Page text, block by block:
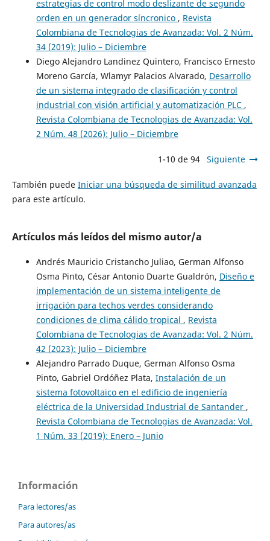
estrategias de control modo deslizante de segundo
orden en un generador síncronico , Revista
Colombiana de Tecnologias de Avanzada: Vol. 2 Núm.
34 (2019): Julio – Diciembre
Diego Alejandro Landinez Quintero, Francisco Ernesto
Moreno García, Wlamyr Palacios Alvarado, Desarrollo
de un sistema integrado de clasificación y control
industrial con visión artificial y automatización PLC ,
Revista Colombiana de Tecnologias de Avanzada: Vol.
2 Núm. 48 (2026): Julio – Diciembre
1-10 de 94 Siguiente
También puede Iniciar una búsqueda de similitud avanzada
para este artículo.
Artículos más leídos del mismo autor/a
Andrés Mauricio Cristancho Juliao, German Alfonso
Osma Pinto, César Antonio Duarte Gualdrón, Diseño e
implementación de un sistema inteligente de
irrigación para techos verdes considerando
condiciones de clima cálido tropical , Revista
Colombiana de Tecnologias de Avanzada: Vol. 2 Núm.
42 (2023): Julio – Diciembre
Alejandro Parrado Duque, German Alfonso Osma
Pinto, Gabriel Ordóñez Plata, Instalación de un
sistema fotovoltaico en el edificio de ingeniería
eléctrica de la Universidad Industrial de Santander ,
Revista Colombiana de Tecnologias de Avanzada: Vol.
1 Núm. 33 (2019): Enero – Junio
Información
Para lectores/as
Para autores/as